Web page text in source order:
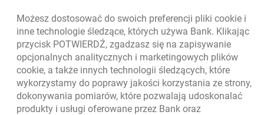
Oceń nas otwiera się w nowej karcie
Złóż wniosek przez internet
Skontaktuj się ze Specjalistą
Możesz dostosować do swoich preferencji pliki cookie i
inne technologie śledzące, których używa Bank. Klikając
przycisk POTWIERDŹ, zgadzasz się na zapisywanie
opcjonalnych analitycznych i marketingowych plików
cookie, a także innych technologii śledzących, które
wykorzystamy do poprawy jakości korzystania ze strony,
dokonywania pomiarów, które pozwalają udoskonalać
produkty i usługi oferowane przez Bank oraz